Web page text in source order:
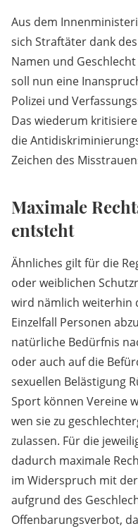
Aus dem
sich Straftäter dank
Namen und
soll nun eine
Polizei und
Das wiederum
die
Zeichen des
Maximale
entsteht
Ähnliches gilt für die
oder weiblichen
wird nämlich weiterhin
Einzelfall Personen
natürliche Bedürfnis
oder auch auf die
sexuellen Belästigung
Sport können Vereine
wen sie zu
zulassen. Für die
dadurch maximale
im Widerspruch mit
aufgrund des
Offenbarungsverbot,